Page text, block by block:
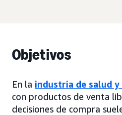
Objetivos
En la industria de salud
con productos de venta
decisiones de compra